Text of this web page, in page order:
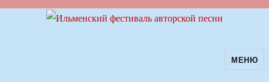
Ильменский фестиваль авторскойМЕНЮ